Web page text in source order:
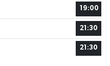
19:00
21:30
21:30